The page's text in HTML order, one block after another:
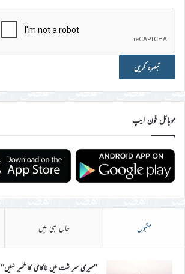
موبائل فون ایپ
مقبول حال ہی میں
’’میری سر شت میں ناکامی کا خمیر نہیں‘‘